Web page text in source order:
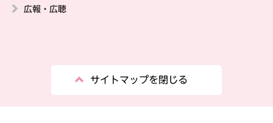
広報・広聴
サイトマップを閉じる